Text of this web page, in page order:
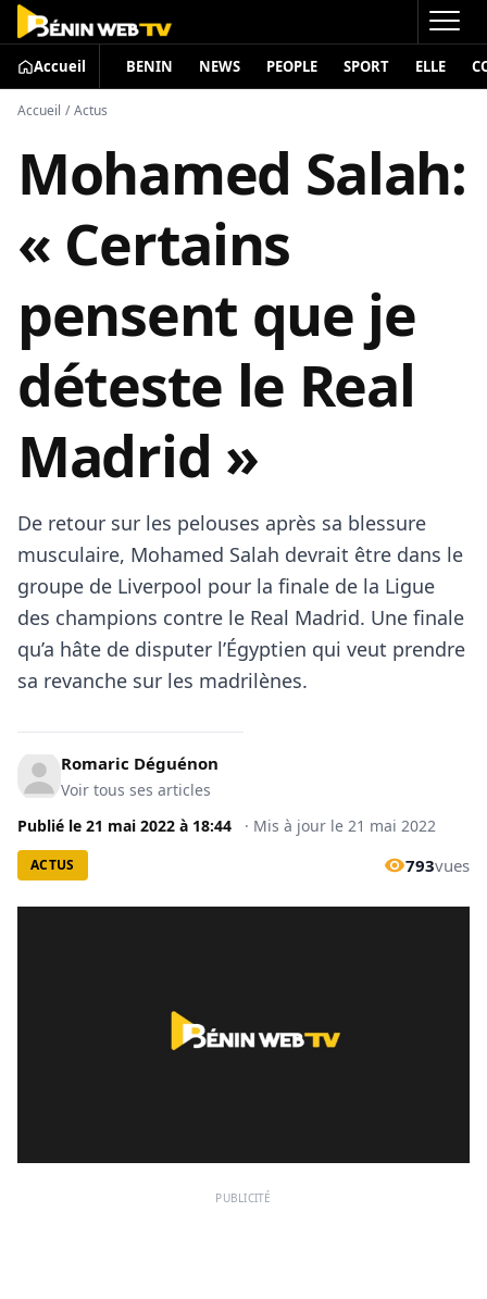
Accueil BENIN NEWS PEOPLE SPORT ELLE
Accueil / Actus
Mohamed Salah:
« Certains
pensent que je
déteste le Real
Madrid »
De retour sur les pelouses après sa blessure
musculaire, Mohamed Salah devrait être dans le
groupe de Liverpool pour la finale de la Ligue
des champions contre le Real Madrid. Une finale
qu’a hâte de disputer l’Égyptien qui veut prendre
sa revanche sur les madrilènes.
Romaric Déguénon
Voir tous ses articles
Publié le 21 mai 2022 à 18:44 · Mis à jour le 21 mai 2022
ACTUS 793vues
PUBLICITÉ